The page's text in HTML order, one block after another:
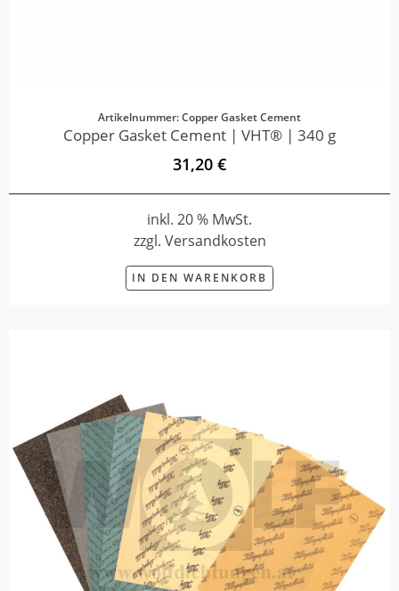
Artikelnummer: Copper Gasket Cement
Copper Gasket Cement | VHT® | 340 g
31,20 €
inkl. 20 % MwSt.
zzgl. Versandkosten
IN DEN WARENKORB